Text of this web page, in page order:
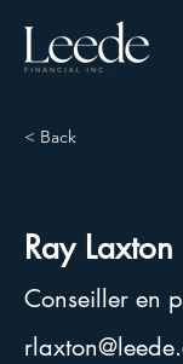
< Back
Ray Laxton
Conseiller en